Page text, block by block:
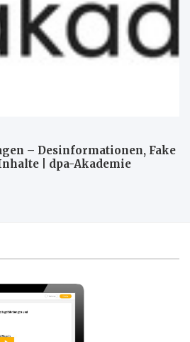
– Desinformationen, Fake
| dpa-Akademie